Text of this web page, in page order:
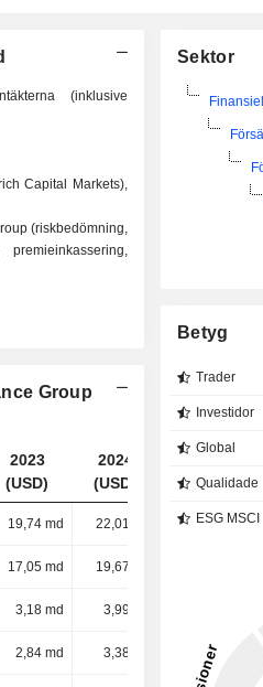
(inklusive
Capital Markets),
(riskbedömning,
Group
2023
(USD)
2024
(USD)
2025
(USD)
19,74 md 22,01 md 23,16 md
17,05 md 19,67 md
3,18 md 3,99 md
2,84 md 3,38 md 3,42 md
Sektor
Betyg
Trader
Investidor
Global
Qualidade
ESG MSCI